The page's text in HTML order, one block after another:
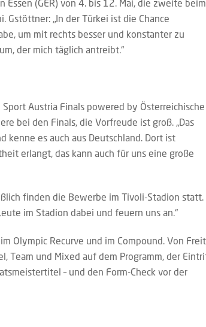
(GER) von 4. bis 12. Mai, die zweite beim
Gstöttner: „In der Türkei ist die Chance
um mit rechts besser und konstanter zu
der mich täglich antreibt.“
Austria Finals powered by Österreichische
bei den Finals, die Vorfreude ist groß. „Das
kenne es auch aus Deutschland. Dort ist
erlangt, das kann auch für uns eine große
finden die Bewerbe im Tivoli-Stadion statt.
im Stadion dabei und feuern uns an.“
Olympic Recurve und im Compound. Von
Team und Mixed auf dem Programm, der
– und den Form-Check vor der